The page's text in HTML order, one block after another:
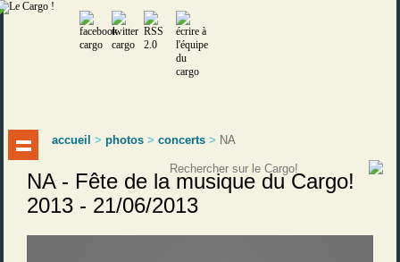
accueil >photos >concerts > NA
NA - Fête de la musique du Cargo!
2013 - 21/06/2013